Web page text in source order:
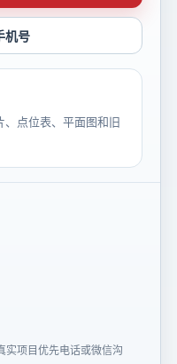
机号
、点位表、平面图和旧
实项目优先电话或微信沟